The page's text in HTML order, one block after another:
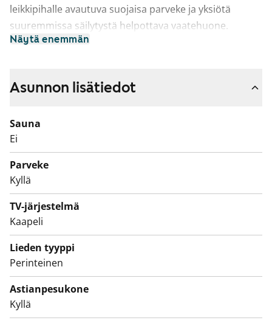
leikkipihalle avautuva suojaisa parveke ja yksiötä
suuremmissa säilytystä helpottava vaatehuone.
Kylpyhuoneissa on tilaa pesukoneelle.
Näytä enemmän
Asunnon lisätiedot
Sauna
Ei
Parveke
Kyllä
TV-järjestelmä
Kaapeli
Lieden tyyppi
Perinteinen
Astianpesukone
Kyllä